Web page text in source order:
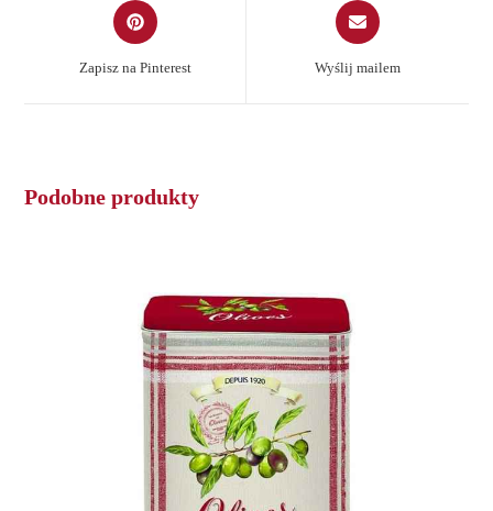
Opens
in
Zapisz na Pinterest
Opens
in
new
Wyślij mailem
Podobne produkty